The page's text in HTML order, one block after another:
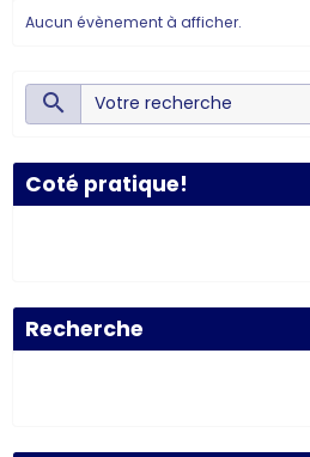
Aucun évènement à afficher.
Coté pratique!
Recherche